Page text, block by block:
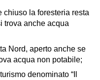
chiuso la foresteria resta
trova anche acqua
Nord, aperto anche se
acqua non potabile;
denominato “Il